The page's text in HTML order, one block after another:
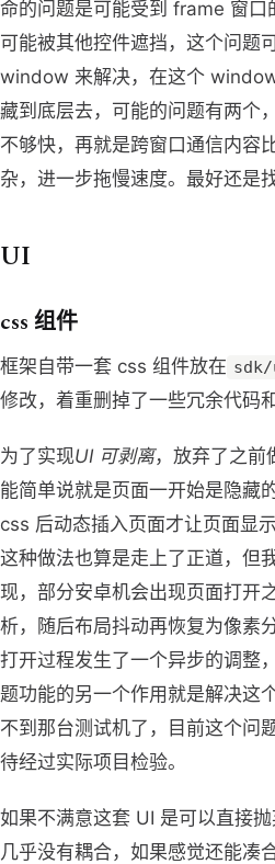
命的问题是可能受到 frame 窗口
可能被其他控件遮挡，这个问题
window 来解决，在这个
藏到底层去，可能的问题有两个
不够快，再就是跨窗口通信内容
杂，进一步拖慢速度。最好还是
UI
css 组件
框架自带一套 css 组件放在
修改，着重删掉了一些冗余代码
为了实现UI 可剥离，放弃了之前
能简单说就是页面一开始是隐藏
css 后动态插入页面才让页面显
这种做法也算是走上了正道，但
现，部分安卓机会出现页面打开
析，随后布局抖动再恢复为像素
打开过程发生了一个异步的调整
题功能的另一个作用就是解决这
不到那台测试机了，目前这个问
待经过实际项目检验。
如果不满意这套 UI 是可以直接
几乎没有耦合，如果感觉还能凑